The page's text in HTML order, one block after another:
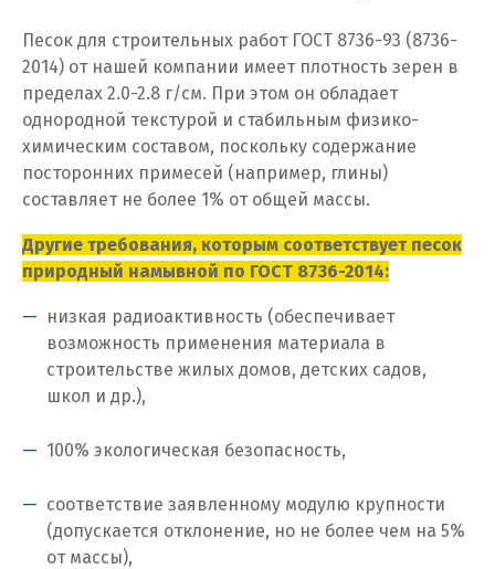
Жуковский
И
Иваново
Ивантеевка
Ижевск
Иркутск
Ишим
Калининград
Песок для строительных работ ГОСТ 8736-93 (8736-
2014) от нашей компании имеет плотность зерен в
пределах 2.0-2.8 г/см. При этом он обладает
однородной текстурой и стабильным физико-
химическим составом, поскольку содержание
посторонних примесей (например, глины)
составляет не более 1% от общей массы.
Другие требования, которым соответствует песок
природный намывной по ГОСТ 8736-2014:
низкая радиоактивность (обеспечивает
возможность применения материала в
строительстве жилых домов, детских садов,
школ и др.),
100% экологическая безопасность,
соответствие заявленному модулю крупности
(допускается отклонение, но не более чем на 5%
от массы),